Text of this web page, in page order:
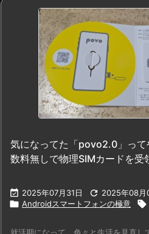
気になってた「povo2.0」っ
数料無しで物理SIMカードを受
 2025年07月31日  2025年08月
 Androidスマートフォンの極意 